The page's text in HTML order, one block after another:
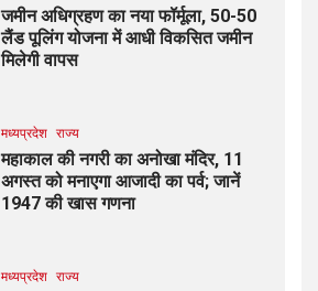
जमीन अधिग्रहण का नया फॉर्मूला, 50-50
लैंड पूलिंग योजना में आधी विकसित जमीन
मिलेगी वापस
मध्यप्रदेश राज्य
महाकाल की नगरी का अनोखा मंदिर, 11
अगस्त को मनाएगा आजादी का पर्व; जानें
1947 की खास गणना
मध्यप्रदेश राज्य